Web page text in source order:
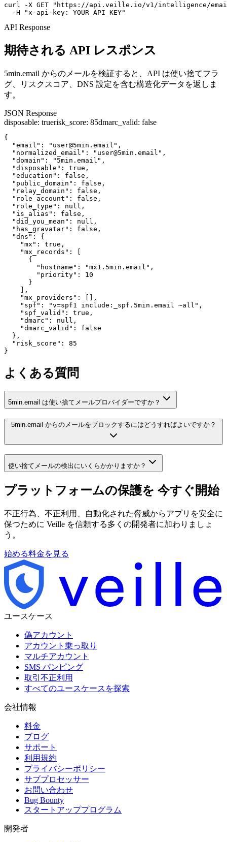
curl -X GET "https://api.veille.io/v1/intelligence/
  -H "x-api-key: YOUR_API_KEY"
API Response
期待される API レスポンス
5min.email からのメールを検証すると、API は使い捨てフラ
グ、リスクスコア、DNS 設定を含む構造化データを返しま
す。
JSON Response
disposable: truerisk_score: 85dmarc_valid: false
{
  "email": "user@5min.email",
  "normalized_email": "user@5min.email",
  "domain": "5min.email",
  "disposable": true,
  "education": false,
  "public_domain": false,
  "relay_domain": false,
  "role_account": false,
  "role_type": null,
  "is_alias": false,
  "did_you_mean": null,
  "has_gravatar": false,
  "dns": {
    "mx": true,
    "mx_records": [
      {
        "hostname": "mx1.5min.email",
        "priority": 10
      }
    ],
    "mx_providers": [],
    "spf": "v=spf1 include:_spf.5min.email ~all",
    "spf_valid": true,
    "dmarc": null,
    "dmarc_valid": false
  },
  "risk_score": 85
}
よくある質問
5min.email は使い捨てメールプロバイダーですか？
5min.email からのメールをブロックするにはどうすればよいですか？
使い捨てメールの検出にいくらかかりますか？
プラットフォームの保護を 今すぐ開始
不正行為、不正利用、自動化された脅威からアプリを安全に
保つために Veille を信頼する多くの開発者に加わりましょ
う。
始める料金を見る
ユースケース
偽アカウント
アカウント乗っ取り
マルチアカウント
SMS パンピング
取引不正利用
すべてのユースケースを探索
会社情報
料金
ブログ
サポート
利用規約
プライバシーポリシー
サブプロセッサー
お問い合わせ
Bug Bounty
スタートアッププログラム
開発者